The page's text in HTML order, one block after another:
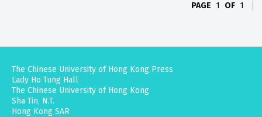
PAGE 1 OF 1
The Chinese University of Hong Kong Press
Lady Ho Tung Hall
The Chinese University of Hong Kong
Sha Tin, N.T.
Hong Kong SAR